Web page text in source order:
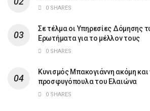
0 SHARES
Σε τέλμα οι Υπηρεσίες Δόμησης
Ερωτήματα για το μέλλον τους
0 SHARES
Κυνισμός Μπακογιάννη ακόμη και
προσφυγόπουλα του Ελαιώνα
0 SHARES